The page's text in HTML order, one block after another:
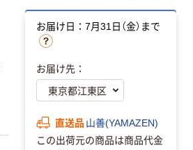
お届け日：7月31日（金）まで
お届け先：
直送品 山善(YAMAZEN)
この出荷元の商品は商品代金